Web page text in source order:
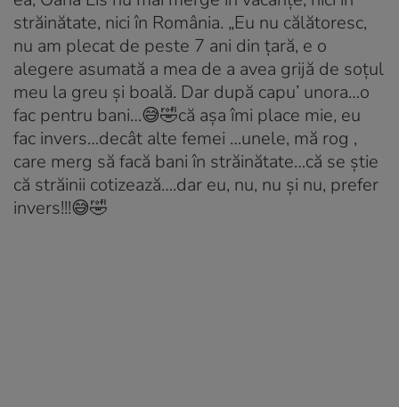
străinătate, nici în România. „Eu nu călătoresc,
nu am plecat de peste 7 ani din țară, e o
alegere asumată a mea de a avea grijă de soțul
meu la greu și boală. Dar după capu’ unora…o
fac pentru bani…😅🤣că așa îmi place mie, eu
fac invers…decât alte femei …unele, mă rog ,
care merg să facă bani în străinătate…că se știe
că străinii cotizează….dar eu, nu, nu și nu, prefer
invers!!!😅🤣